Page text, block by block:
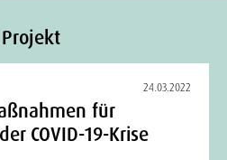
24.03.2022
für
COVID-19-Krise